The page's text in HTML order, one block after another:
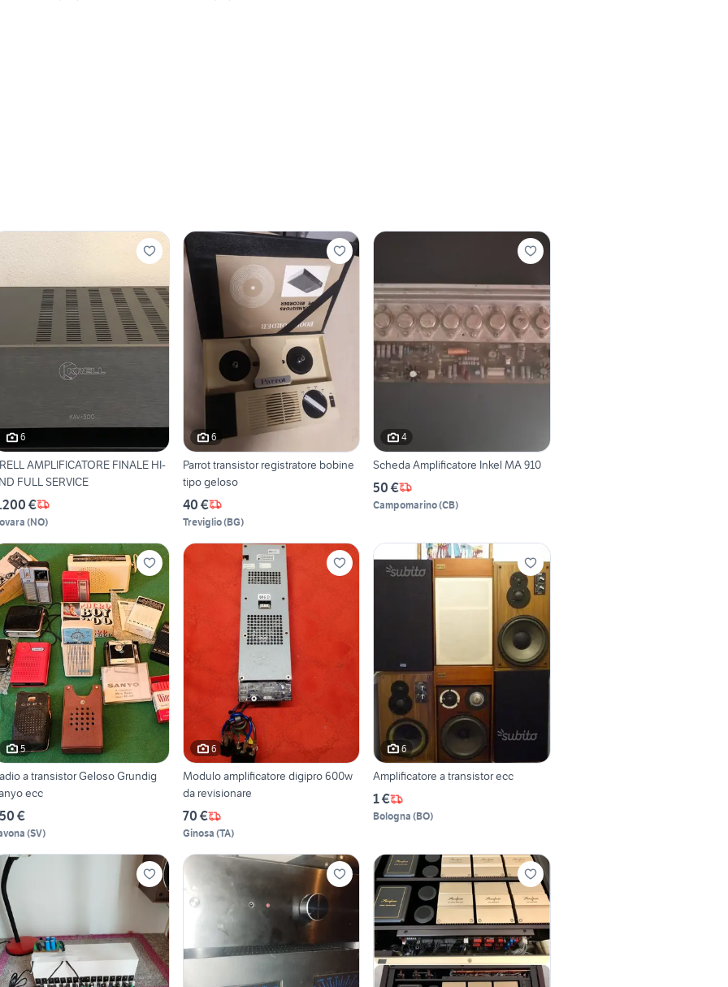
6
AMPLIFICATORE FINALE HI-
FULL SERVICE
€
(NO)
6
Parrot transistor registratore bobine
tipo geloso
40 €
Treviglio(BG)
4
Scheda Amplificatore Inkel MA 910
50 €
Campomarino(CB)
5
a transistor Geloso Grundig
ecc
€
(SV)
6
Modulo amplificatore digipro 600w
da revisionare
70 €
Ginosa (TA)
6
Amplificatore a transistor ecc
1 €
Bologna (BO)